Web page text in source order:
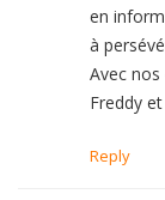
en
à
Avec
Freddy
Reply